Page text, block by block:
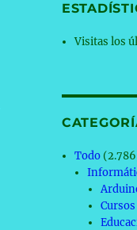
Visitas los
Todo
Cursos